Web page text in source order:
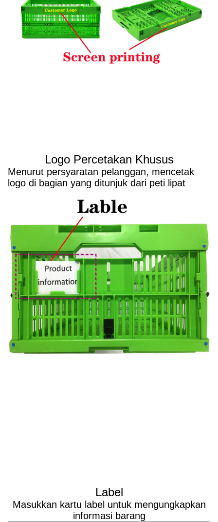
Logo Percetakan Khusus
Menurut persyaratan pelanggan, mencetak
logo di bagian yang ditunjuk dari peti lipat
Label
Masukkan kartu label untuk mengungkapkan
informasi barang